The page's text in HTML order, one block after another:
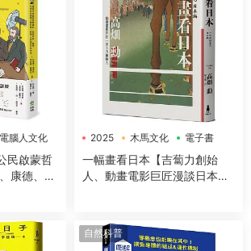
電腦人文化
民啟蒙哲
康德、亞
2025 木馬文化 電子書
一幅畫看日本【吉蔔力創始
人、動畫電影巨匠漫談日本傳
自然科普